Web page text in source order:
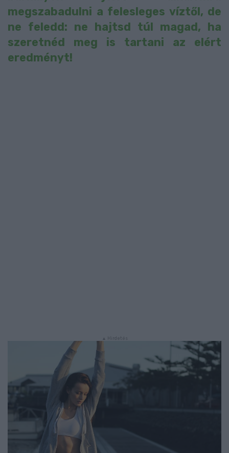
megszabadulni a felesleges víztől, de
ne feledd: ne hajtsd túl magad, ha
szeretnéd meg is tartani az elért
eredményt!